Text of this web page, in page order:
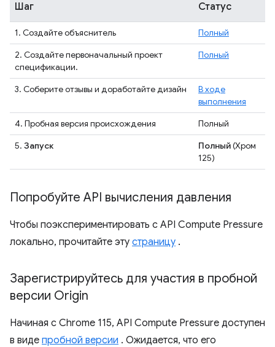
Шаг Статус
1. Создайте объяснитель
Полный
2. Создайте первоначальный проект
спецификации.
Полный
3. Соберите отзывы и доработайте дизайн
В ходе
выполнения
4. Пробная версия происхождения
Полный
5. Запуск Полный(Хром
125)
Попробуйте API вычисления давления
Чтобы поэкспериментировать с API Compute Pressure
локально, прочитайте эту страницу .
Зарегистрируйтесь для участия в пробной
версии Origin
Начиная с Chrome 115, API Compute Pressure доступен
в виде пробной версии . Ожидается, что его